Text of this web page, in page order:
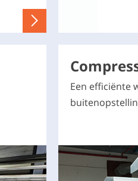
Een efficiënte